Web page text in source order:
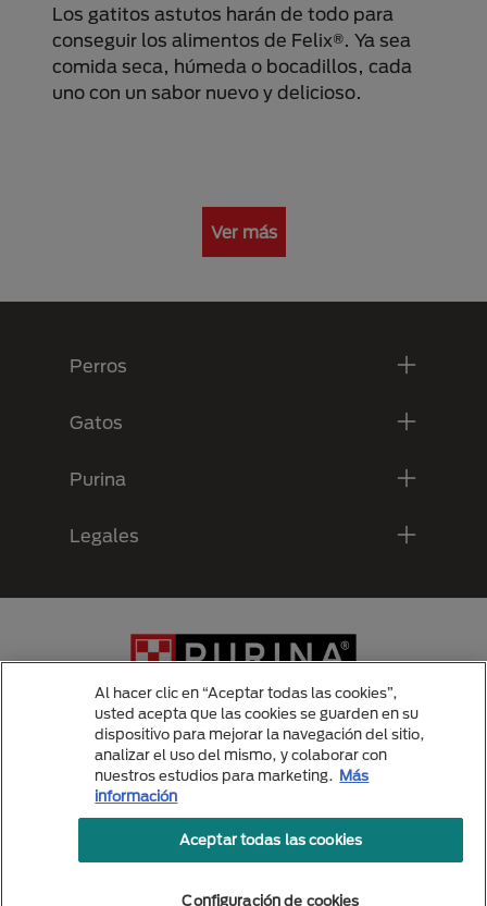
Los gatitos astutos harán de todo para
conseguir los alimentos de Felix®. Ya sea
comida seca, húmeda o bocadillos, cada
uno con un sabor nuevo y delicioso.
Ver más
Perros
Gatos
Purina
Legales
Menu Footer Secundario Purina
All Nestlé Purina trademarks owned by Société des Produits Nestlé S.A.,
Vevey, Switzerland or are used with permission.
Politicas de privacidad
Al hacer clic en “Aceptar todas las cookies”,
usted acepta que las cookies se guarden en su
dispositivo para mejorar la navegación del sitio,
analizar el uso del mismo, y colaborar con
nuestros estudios para marketing. Más
información
Configuración de cookies
Aceptar todas las cookies